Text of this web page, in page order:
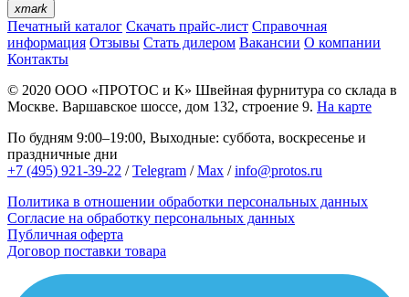
xmark
Печатный каталог Скачать прайс-лист Справочная
информация Отзывы Стать дилером Вакансии О компании
Контакты
© 2020 ООО «ПРОТОС и К» Швейная фурнитура со склада в
Москве. Варшавское шоссе, дом 132, строение 9. На карте
По будням 9:00–19:00, Выходные: суббота, воскресенье и
праздничные дни
+7 (495) 921-39-22 /Telegram /Max /info@protos.ru
Политика в отношении обработки персональных данных
Согласие на обработку персональных данных
Публичная оферта
Договор поставки товара